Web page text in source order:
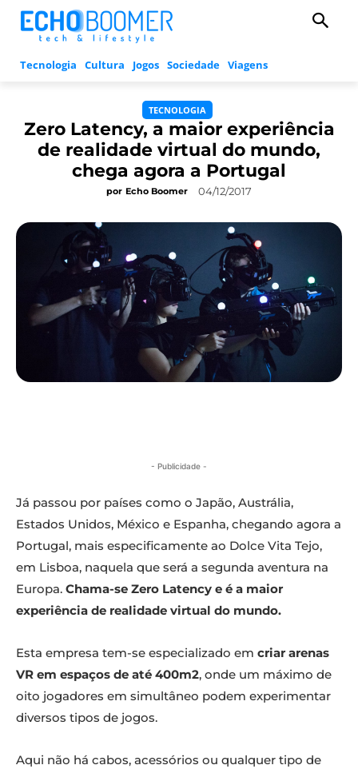
Tecnologia Cultura Jogos Sociedade Viagens
TECNOLOGIA
Zero Latency, a maior experiência
de realidade virtual do mundo,
chega agora a Portugal
por Echo Boomer 04/12/2017
- Publicidade -
Já passou por países como o Japão, Austrália,
Estados Unidos, México e Espanha, chegando agora a
Portugal, mais especificamente ao Dolce Vita Tejo,
em Lisboa, naquela que será a segunda aventura na
Europa. Chama-se Zero Latency e é a maior
experiência de realidade virtual do mundo.
Esta empresa tem-se especializado em criar arenas
VR em espaços de até 400m2, onde um máximo de
oito jogadores em simultâneo podem experimentar
diversos tipos de jogos.
Aqui não há cabos, acessórios ou qualquer tipo de